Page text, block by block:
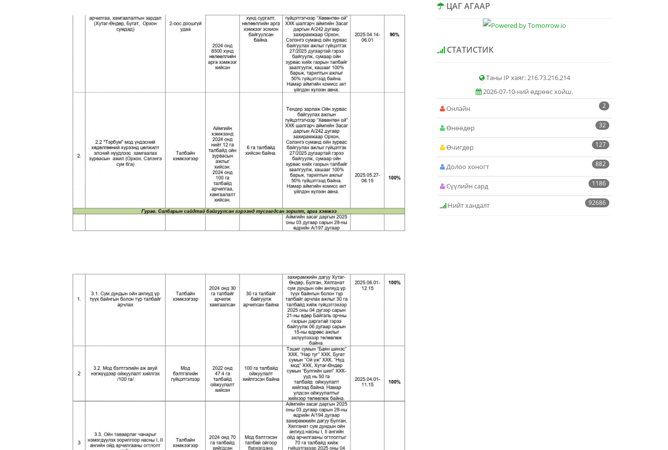
ЦАГ АГААР
СТАТИСТИК
Таны IP хаяг: 216.73.216.214
2026-07-10-ний өдрөөс хойш.
2
Онлайн
32
Өнөөдөр
127
Өчигдөр
882
Долоо хоногт
1186
Сүүлийн сард
92686
Нийт хандалт